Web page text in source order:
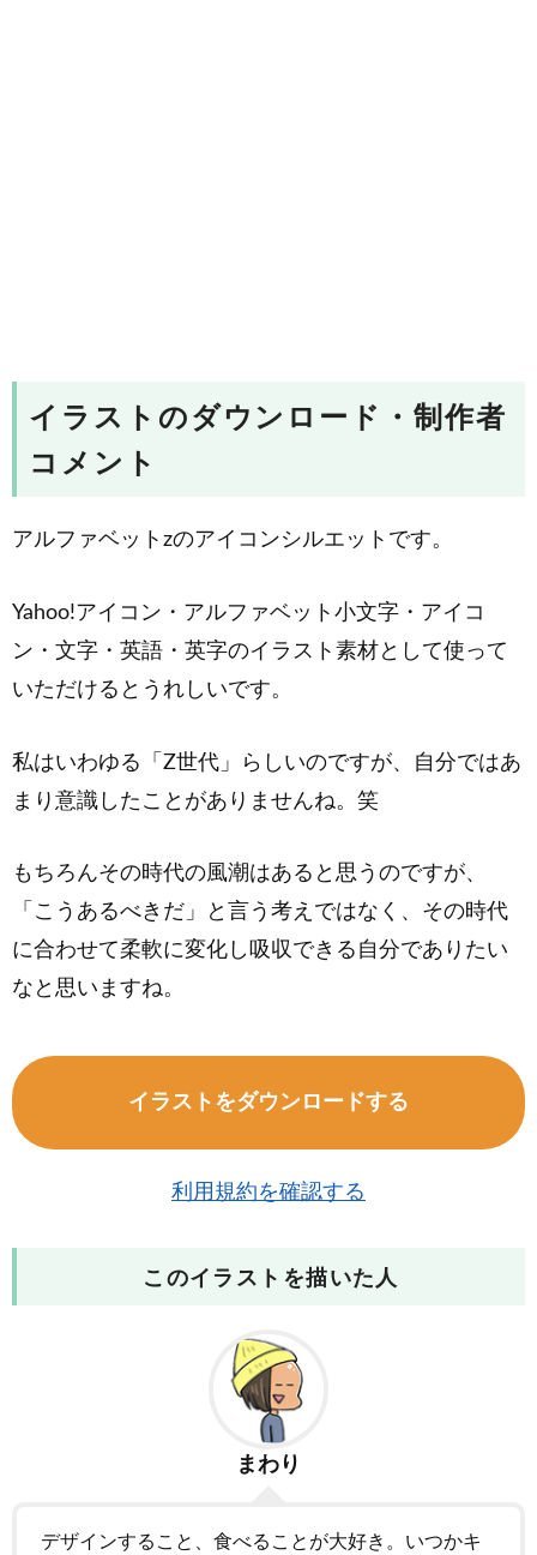
イラストのダウンロード・制作者
コメント
アルファベットzのアイコンシルエットです。
Yahoo!アイコン・アルファベット小文字・アイコ
ン・文字・英語・英字のイラスト素材として使って
いただけるとうれしいです。
私はいわゆる「Z世代」らしいのですが、自分ではあ
まり意識したことがありませんね。笑
もちろんその時代の風潮はあると思うのですが、
「こうあるべきだ」と言う考えではなく、その時代
に合わせて柔軟に変化し吸収できる自分でありたい
なと思いますね。
イラストをダウンロードする
利用規約を確認する
このイラストを描いた人
まわり
デザインすること、食べることが大好き。いつかキ